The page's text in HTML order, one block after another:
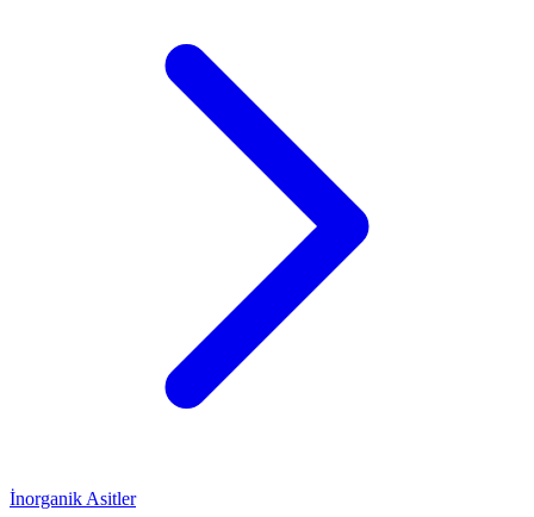
İnorganik Asitler